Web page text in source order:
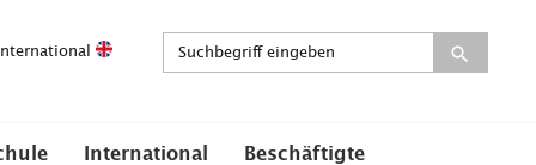
International Beschäftigte